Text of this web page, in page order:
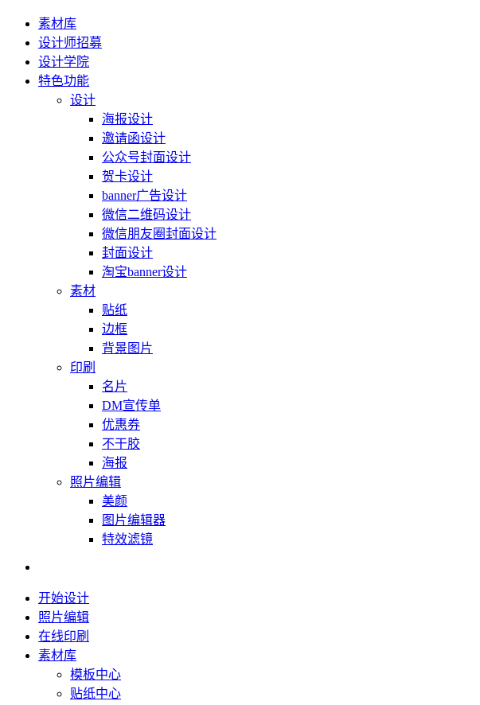
素材库
设计师招募
设计学院
特色功能
设计
海报设计
邀请函设计
公众号封面设计
贺卡设计
banner广告设计
微信二维码设计
微信朋友圈封面设计
封面设计
淘宝banner设计
素材
贴纸
边框
背景图片
印刷
名片
DM宣传单
优惠券
不干胶
海报
照片编辑
美颜
图片编辑器
特效滤镜
开始设计
照片编辑
在线印刷
素材库
模板中心
贴纸中心